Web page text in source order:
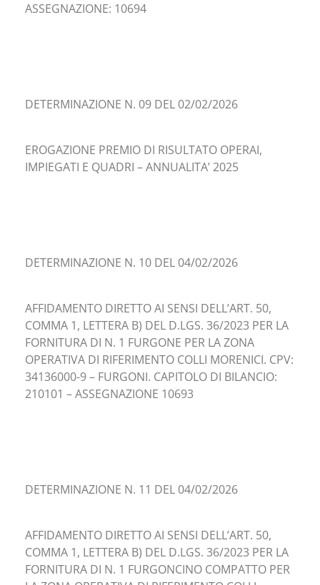
ASSEGNAZIONE: 10694
DETERMINAZIONE N. 09 DEL 02/02/2026
EROGAZIONE PREMIO DI RISULTATO OPERAI,
IMPIEGATI E QUADRI – ANNUALITA’ 2025
DETERMINAZIONE N. 10 DEL 04/02/2026
AFFIDAMENTO DIRETTO AI SENSI DELL’ART. 50,
COMMA 1, LETTERA B) DEL D.LGS. 36/2023 PER LA
FORNITURA DI N. 1 FURGONE PER LA ZONA
OPERATIVA DI RIFERIMENTO COLLI MORENICI. CPV:
34136000-9 – FURGONI. CAPITOLO DI BILANCIO:
210101 – ASSEGNAZIONE 10693
DETERMINAZIONE N. 11 DEL 04/02/2026
AFFIDAMENTO DIRETTO AI SENSI DELL’ART. 50,
COMMA 1, LETTERA B) DEL D.LGS. 36/2023 PER LA
FORNITURA DI N. 1 FURGONCINO COMPATTO PER